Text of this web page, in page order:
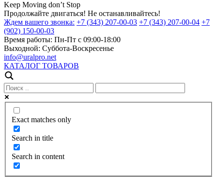
Keep Moving don’t Stop
Продолжайте двигаться! Не останавливайтесь!
Ждем вашего звонка: +7 (343) 207-00-03 +7 (343) 207-00-04 +7
(902) 150-00-03
Время работы: Пн-Пт с 09:00-18:00
Выходной: Суббота-Воскресенье
info@uralpro.net
КАТАЛОГ ТОВАРОВ
Exact matches only
Search in title
Search in content